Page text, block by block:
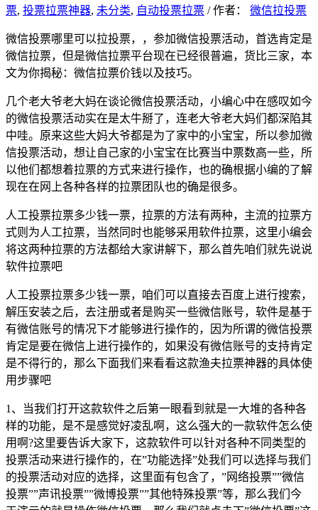
票, 投票拉票神器, 未分类, 自动投票拉票 / 作者： 微信拉投票
微信投票哪里可以拉投票，，参加微信投票活动，首选肯定是
微信拉票，但是微信拉票平台现在已经很普遍，货比三家，本
文为你揭秘：微信拉票价钱以及技巧。
几个老大爷老大妈在谈论微信投票活动，小编心中在感叹如今
的微信投票活动实在是太牛掰了，连老大爷老大妈们都深陷其
中哇。原来这些大妈大爷都是为了家中的小宝宝，所以参加微
信投票活动，想让自己家的小宝宝在比赛当中票数高一些，所
以他们都想着拉票的方式来进行操作，也的确根据小编的了解
现在在网上各种各样的拉票团队也的确是很多。
人工投票拉票多少钱一票，拉票的方法有两种，主流的拉票方
式则为人工拉票，当然同时也能够采用软件拉票，这里小编会
将这两种拉票的方法都给大家讲解下，那么首先咱们就先说说
软件拉票吧
人工投票拉票多少钱一票，咱们可以直接去百度上进行搜索，
解压安装之后，去注册或者是购买一些微信账号，软件是基于
有微信账号的情况下才能够进行操作的，因为所谓的微信投票
肯定是要在微信上进行操作的，如果没有微信账号的支持肯定
是不得行的，那么下面我们来看看这款渔夫拉票神器的具体使
用步骤吧
1、当我们打开这款软件之后第一眼看到就是一大堆的各种各
样的功能，是不是感觉好凌乱啊，这么强大的一款软件怎么使
用啊?这里要告诉大家下，这款软件可以针对各种不同类型的
投票活动来进行操作的，在”功能选择”处我们可以选择与我们
的投票活动对应的选择，这里面有包含了，”网络投票””微信
投票””声讯投票””微博投票””其他特殊投票”等，那么我们今